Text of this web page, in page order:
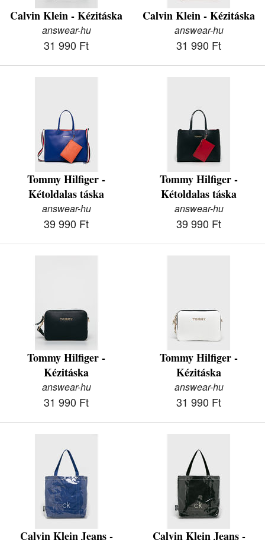
Calvin Klein - Kézitáska
answear-hu
31 990 Ft
Calvin Klein - Kézitáska
answear-hu
31 990 Ft
Tommy Hilfiger -
Kétoldalas táska
answear-hu
39 990 Ft
Tommy Hilfiger -
Kétoldalas táska
answear-hu
39 990 Ft
Tommy Hilfiger -
Kézitáska
answear-hu
31 990 Ft
Tommy Hilfiger -
Kézitáska
answear-hu
31 990 Ft
Calvin Klein Jeans -
Calvin Klein Jeans -